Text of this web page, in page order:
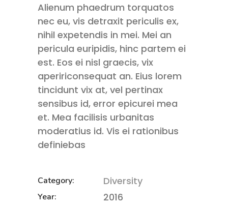
Alienum phaedrum torquatos
nec eu, vis detraxit periculis ex,
nihil expetendis in mei. Mei an
pericula euripidis, hinc partem ei
est. Eos ei nisl graecis, vix
apeririconsequat an. Eius lorem
tincidunt vix at, vel pertinax
sensibus id, error epicurei mea
et. Mea facilisis urbanitas
moderatius id. Vis ei rationibus
definiebas
Category: Diversity
Year: 2016